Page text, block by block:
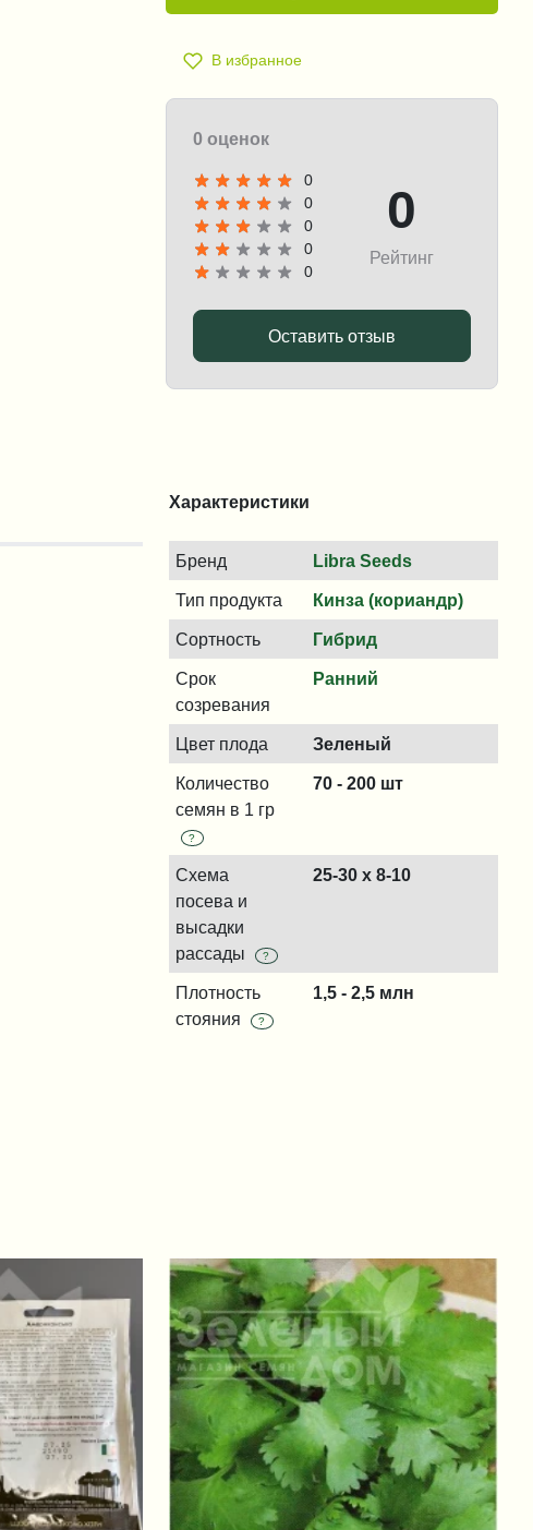
В избранное
0 оценок
0
0
0
0
0
0
Рейтинг
Оставить отзыв
Характеристики
Бренд Libra Seeds
Тип продукта Кинза (кориандр)
Сортность Гибрид
Срок
созревания
Ранний
Цвет плода Зеленый
Количество
семян в 1 гр
?
70 - 200 шт
Схема
посева и
высадки
рассады
?
25-30 х 8-10
Плотность
стояния
?
1,5 - 2,5 млн